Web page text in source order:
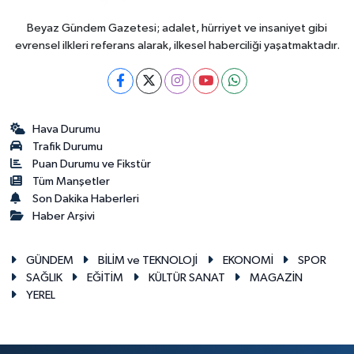
Beyaz Gündem Gazetesi; adalet, hürriyet ve insaniyet gibi
evrensel ilkleri referans alarak, ilkesel haberciliği yaşatmaktadır.
Hava Durumu
Trafik Durumu
Puan Durumu ve Fikstür
Tüm Manşetler
Son Dakika Haberleri
Haber Arşivi
GÜNDEM BİLİM ve TEKNOLOJİ EKONOMİ
SPOR
SAĞLIK
EĞİTİM KÜLTÜR SANAT
MAGAZİN
YEREL